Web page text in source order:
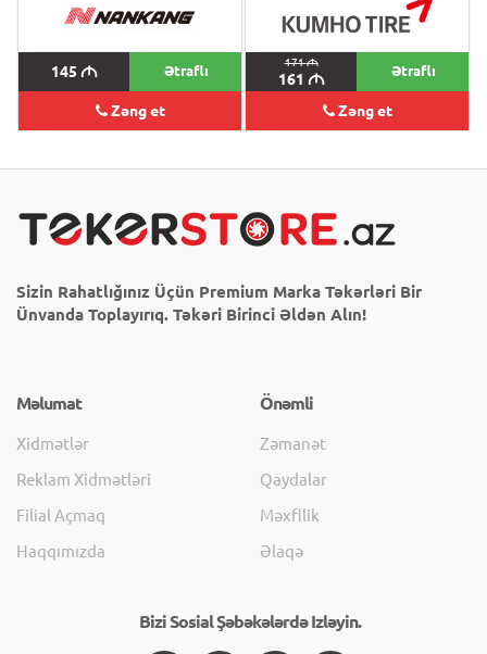
145 M Ətraflı
Zəng et
171M
161 M Ətraflı
Zəng et
Sizin Rahatlığınız Üçün Premium Marka Təkərləri Bir
Ünvanda Toplayırıq. Təkəri Birinci Əldən Alın!
Məlumat
Xidmətlər
Reklam Xidmətləri
Filial Açmaq
Haqqımızda
Önəmli
Zəmanət
Qaydalar
Məxfilik
Əlaqə
Bizi Sosial Şəbəkələrdə Izləyin.